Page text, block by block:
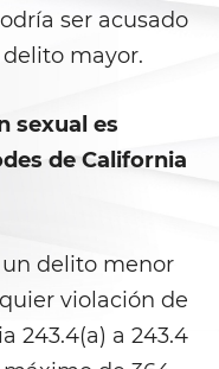
a Child
ser acusado
mayor.
sexual es
de California
un delito menor
violación de
243.4(a) a 243.4